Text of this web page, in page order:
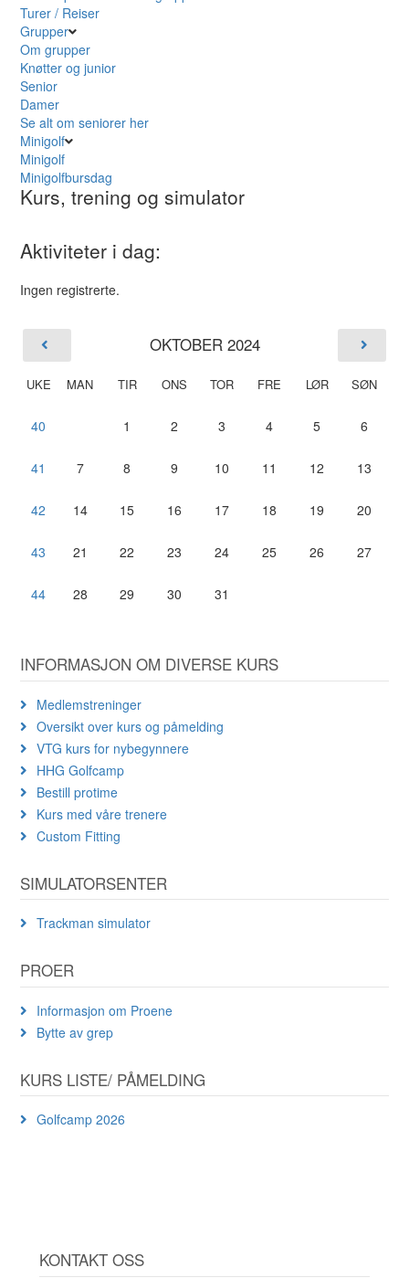
Turer / Reiser
Grupper
Om grupper
Knøtter og junior
Senior
Damer
Se alt om seniorer her
Minigolf
Minigolf
Minigolfbursdag
Kurs, trening og simulator
Aktiviteter i dag:
Ingen registrerte.
OKTOBER 2024
UKE MAN TIR ONS TOR FRE LØR SØN
40 1 2 3 4 5 6
41 7 8 9 10 11 12 13
42 14 15 16 17 18 19 20
43 21 22 23 24 25 26 27
44 28 29 30 31
INFORMASJON OM DIVERSE KURS
Medlemstreninger
Oversikt over kurs og påmelding
VTG kurs for nybegynnere
HHG Golfcamp
Bestill protime
Kurs med våre trenere
Custom Fitting
SIMULATORSENTER
Trackman simulator
PROER
Informasjon om Proene
Bytte av grep
KURS LISTE/ PÅMELDING
Golfcamp 2026
KONTAKT OSS